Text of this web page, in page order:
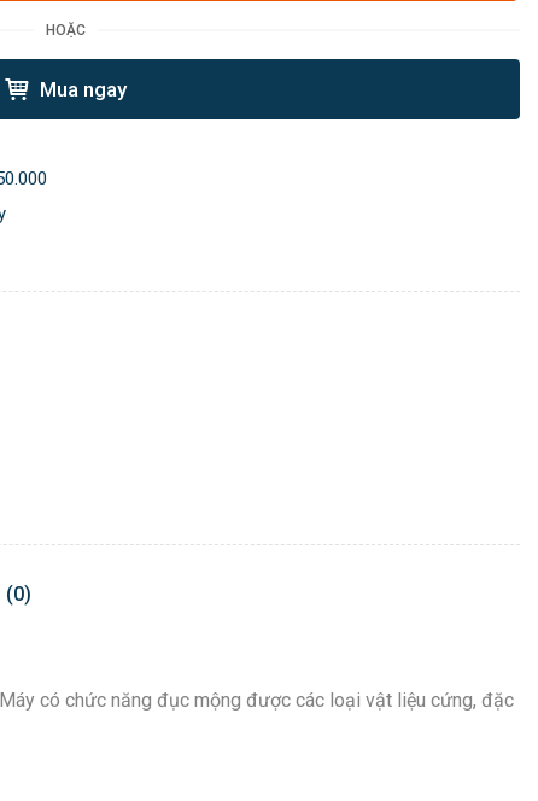
HOẶC
Mua ngay
(0)
có chức năng đục mộng được các loại vật liệu cứng, đặc